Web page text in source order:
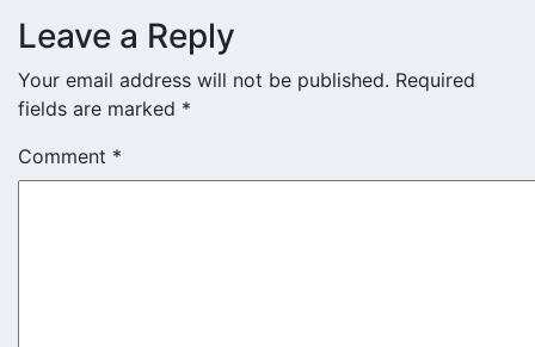
Leave a Reply
Your email address will not be published. Required
fields are marked *
Comment *